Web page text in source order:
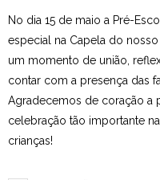
Consulta
Utilidades
Estudar no CRSI
No dia 15 de maio a Pré-
especial na Capela do
um momento de união,
contar com a presença das
Agradecemos de coração a
celebração tão importante
crianças!